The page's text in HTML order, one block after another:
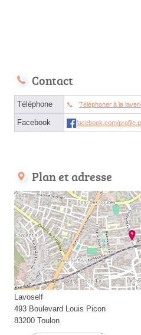
Contact
Téléphone Téléphoner à la
Facebook facebook.com/
Plan et adresse
Lavoself
493 Boulevard Louis Picon
83200 Toulon